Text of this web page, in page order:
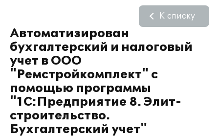
Автоматизирован
бухгалтерский и налоговый
учет в ООО
"Ремстройкомплект" с
помощью программы
"1C:Предприятие 8. Элит-
строительство.
Бухгалтерский учет"
К списку